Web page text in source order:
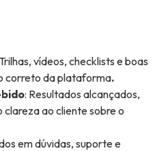
vídeos, checklists e boas
correto da plataforma.
: Resultados alcançados,
clareza ao cliente sobre o
em dúvidas, suporte e